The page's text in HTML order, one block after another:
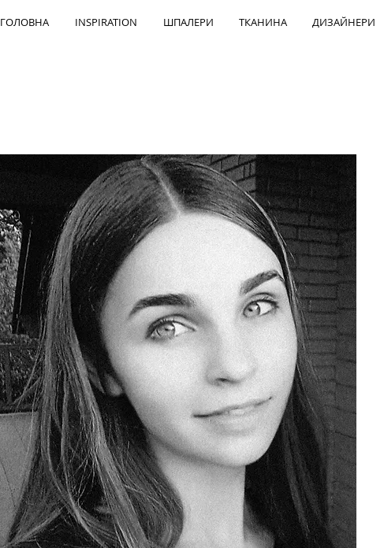
ГОЛОВНА INSPIRATION ШПАЛЕРИ ТКАНИНА ДИЗАЙНЕРИ